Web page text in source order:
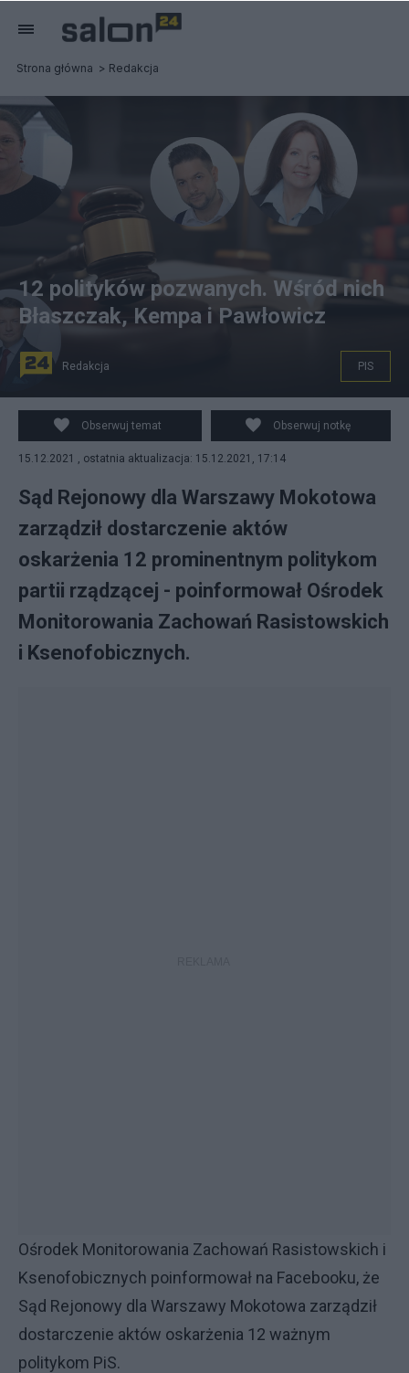
Strona główna Redakcja
12 polityków pozwanych. Wśród nich
Błaszczak, Kempa i Pawłowicz
Redakcja PIS
Obserwuj temat Obserwuj notkę
15.12.2021 , ostatnia aktualizacja: 15.12.2021, 17:14
Sąd Rejonowy dla Warszawy Mokotowa
zarządził dostarczenie aktów
oskarżenia 12 prominentnym politykom
partii rządzącej - poinformował Ośrodek
Monitorowania Zachowań Rasistowskich
i Ksenofobicznych.
Ośrodek Monitorowania Zachowań Rasistowskich i
Ksenofobicznych poinformował na Facebooku, że
Sąd Rejonowy dla Warszawy Mokotowa zarządził
dostarczenie aktów oskarżenia 12 ważnym
politykom PiS.